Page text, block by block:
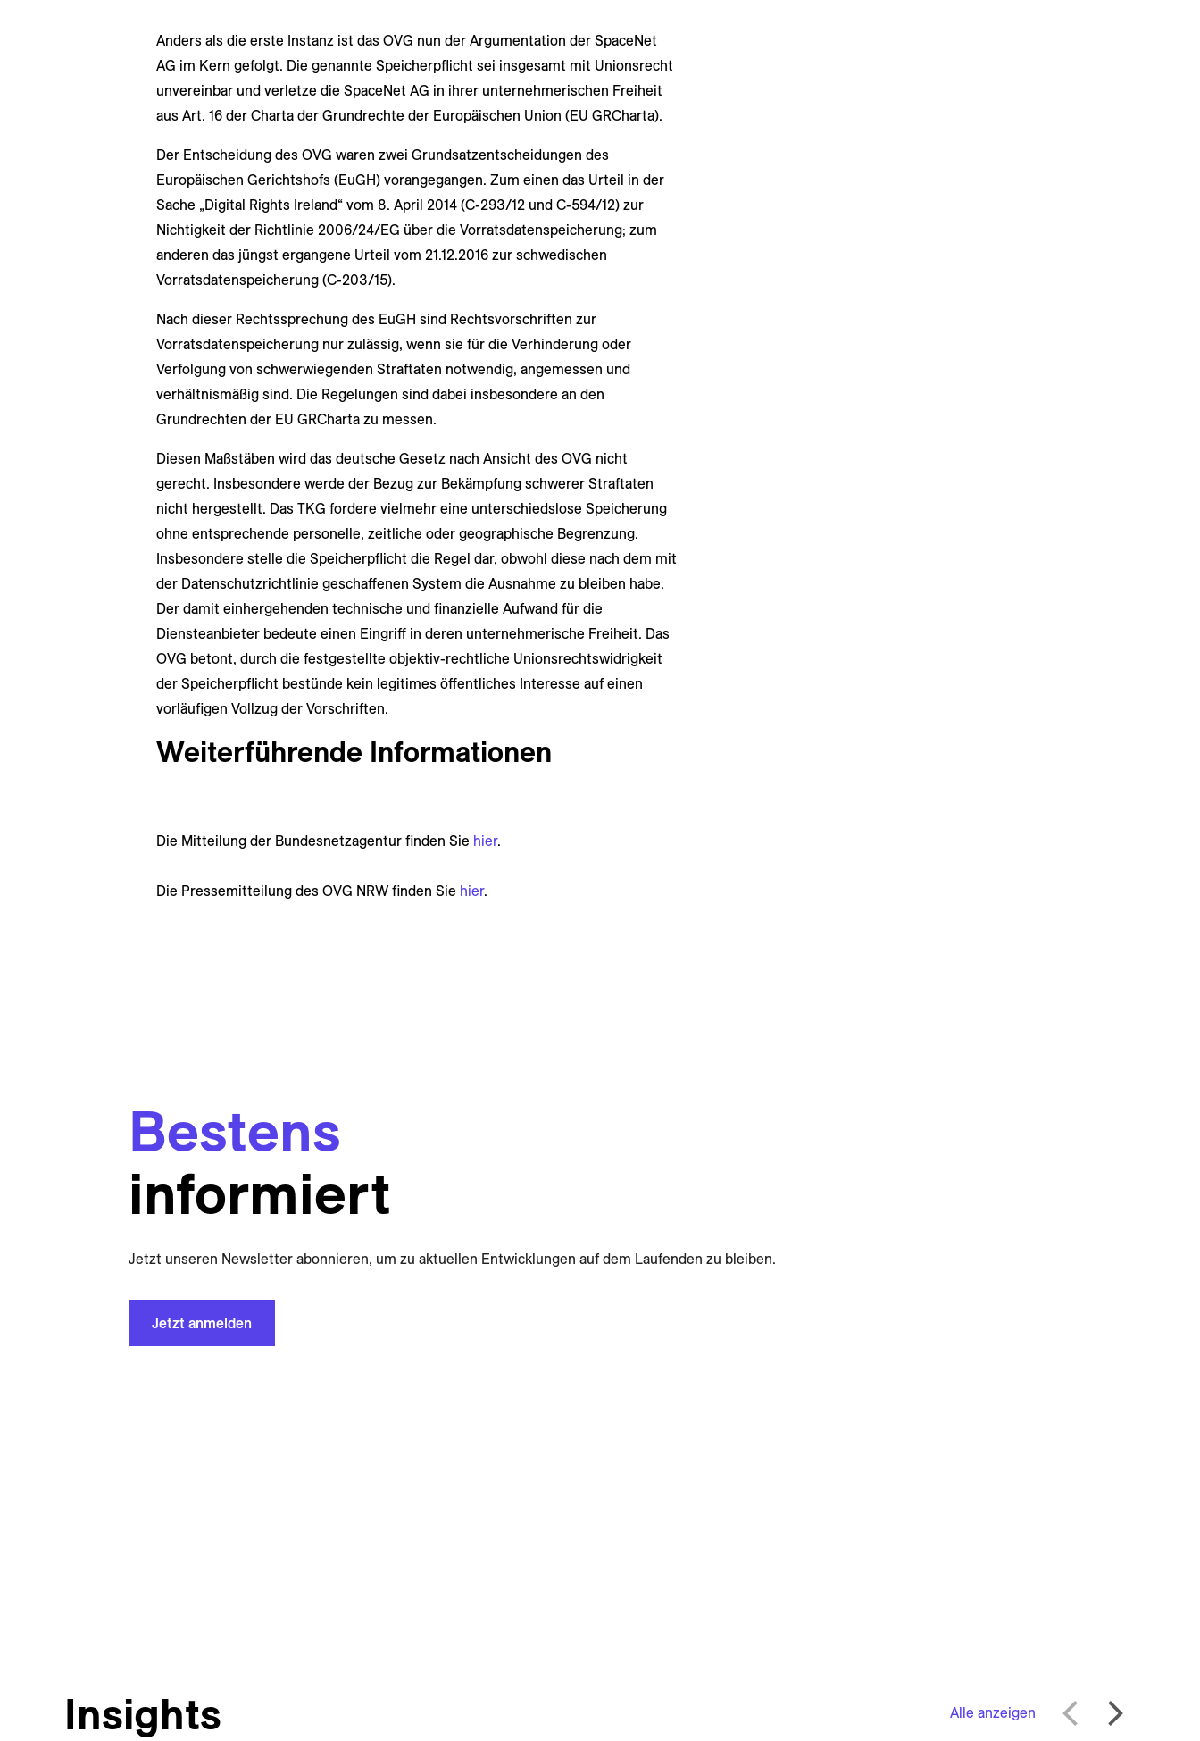
Anders als die erste Instanz ist das OVG nun der Argumentation der SpaceNet
AG im Kern gefolgt. Die genannte Speicherpflicht sei insgesamt mit Unionsrecht
unvereinbar und verletze die SpaceNet AG in ihrer unternehmerischen Freiheit
aus Art. 16 der Charta der Grundrechte der Europäischen Union (EU GRCharta).
Der Entscheidung des OVG waren zwei Grundsatzentscheidungen des
Europäischen Gerichtshofs (EuGH) vorangegangen. Zum einen das Urteil in der
Sache „Digital Rights Ireland“ vom 8. April 2014 (C-293/12 und C-594/12) zur
Nichtigkeit der Richtlinie 2006/24/EG über die Vorratsdatenspeicherung; zum
anderen das jüngst ergangene Urteil vom 21.12.2016 zur schwedischen
Vorratsdatenspeicherung (C-203/15).
Nach dieser Rechtssprechung des EuGH sind Rechtsvorschriften zur
Vorratsdatenspeicherung nur zulässig, wenn sie für die Verhinderung oder
Verfolgung von schwerwiegenden Straftaten notwendig, angemessen und
verhältnismäßig sind. Die Regelungen sind dabei insbesondere an den
Grundrechten der EU GRCharta zu messen.
Diesen Maßstäben wird das deutsche Gesetz nach Ansicht des OVG nicht
gerecht. Insbesondere werde der Bezug zur Bekämpfung schwerer Straftaten
nicht hergestellt. Das TKG fordere vielmehr eine unterschiedslose Speicherung
ohne entsprechende personelle, zeitliche oder geographische Begrenzung.
Insbesondere stelle die Speicherpflicht die Regel dar, obwohl diese nach dem mit
der Datenschutzrichtlinie geschaffenen System die Ausnahme zu bleiben habe.
Der damit einhergehenden technische und finanzielle Aufwand für die
Diensteanbieter bedeute einen Eingriff in deren unternehmerische Freiheit. Das
OVG betont, durch die festgestellte objektiv-rechtliche Unionsrechtswidrigkeit
der Speicherpflicht bestünde kein legitimes öffentliches Interesse auf einen
vorläufigen Vollzug der Vorschriften.
Weiterführende Informationen
Die Mitteilung der Bundesnetzagentur finden Sie hier.
Die Pressemitteilung des OVG NRW finden Sie hier.
Bestens
informiert
Jetzt unseren Newsletter abonnieren, um zu aktuellen Entwicklungen auf dem Laufenden zu bleiben.
Jetzt anmelden
Alle anzeigen
Insights